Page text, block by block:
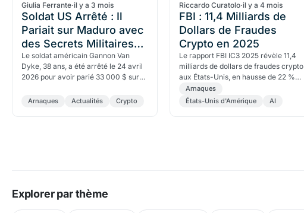
Giulia Ferrante·il y a 3 mois
Soldat US Arrêté : Il
Pariait sur Maduro avec
des Secrets Militaires
Classifiés
Le soldat américain Gannon Van
Dyke, 38 ans, a été arrêté le 24 avril
2026 pour avoir parié 33 000 $ sur
militaires classifiés — gag
Arnaques Actualités Crypto
Riccardo Curatolo·il y a 4 mois
FBI : 11,4 Milliards de
Dollars de Fraudes
Crypto en 2025
Le rapport FBI IC3 2025 révèle 11,4
milliards de dollars de fraudes crypto
aux États-Unis, en hausse de 22 %
sur 2024. Les plus de 60 ans ont
perdu 4,4 milliards — un record
Arnaques
États-Unis d'Amérique
AI
Explorer par thème